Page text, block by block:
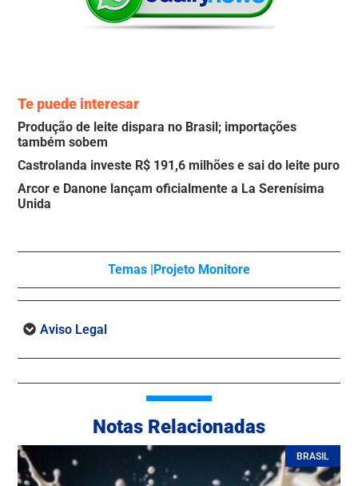
Te puede interesar
Produção de leite dispara no Brasil; importações
também sobem
Castrolanda investe R$ 191,6 milhões e sai do leite puro
Arcor e Danone lançam oficialmente a La Serenísima
Unida
Temas | Projeto Monitore
Aviso Legal
Notas Relacionadas
BRASIL